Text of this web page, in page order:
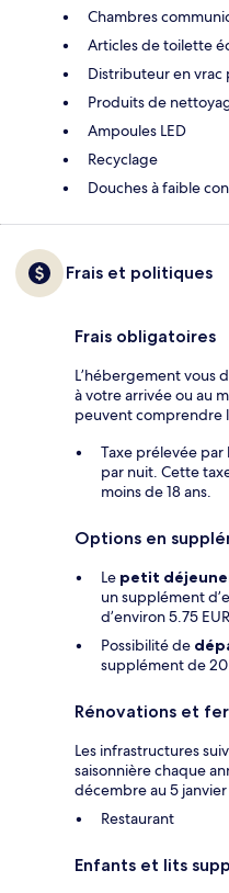
Chambres
Articles de toilette
Distributeur en
Produits de
Ampoules LED
Recyclage
Douches à faible
Frais et politiques
Frais obligatoires
L’hébergement vous
à votre arrivée ou au
peuvent comprendre
Taxe prélevée par
par nuit. Cette
moins de 18 ans.
Options en
Le petit
un supplément
d’environ 5.75
Possibilité de
supplément de 20
Rénovations et
Les infrastructures
saisonnière chaque
décembre au 5 janvier
Restaurant
Enfants et lits